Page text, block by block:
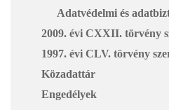
Adatvédelmi és
2009. évi CXXII. törvény
1997. évi CLV. törvény
Közadattár
Engedélyek